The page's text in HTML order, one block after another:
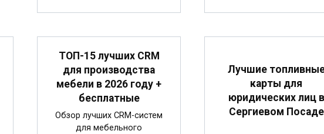
ТОП-15 лучших CRM
для производства
мебели в 2026 году +
бесплатные
Обзор лучших CRM-систем
для мебельного
Лучшие
карты для
юридических лиц в
Сергиевом Посаде